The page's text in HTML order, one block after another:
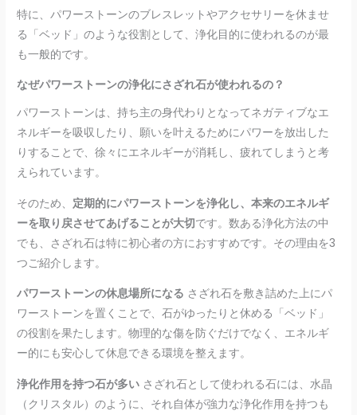
特に、パワーストーンのブレスレットやアクセサリーを休ませ
る「ベッド」のような役割として、浄化目的に使われるのが最
も一般的です。
なぜパワーストーンの浄化にさざれ石が使われるの？
パワーストーンは、持ち主の身代わりとなってネガティブなエ
ネルギーを吸収したり、願いを叶えるためにパワーを放出した
りすることで、徐々にエネルギーが消耗し、疲れてしまうと考
えられています。
そのため、 定期的にパワーストーンを浄化し、本来のエネルギ
ーを取り戻させてあげることが大切です。数ある浄化方法の中
でも、さざれ石は特に初心者の方におすすめです。その理由を3
つご紹介します。
パワーストーンの休息場所になる さざれ石を敷き詰めた上にパ
ワーストーンを置くことで、石がゆったりと休める「ベッド」
の役割を果たします。物理的な傷を防ぐだけでなく、エネルギ
ー的にも安心して休息できる環境を整えます。
浄化作用を持つ石が多い さざれ石として使われる石には、水晶
（クリスタル）のように、それ自体が強力な浄化作用を持つも